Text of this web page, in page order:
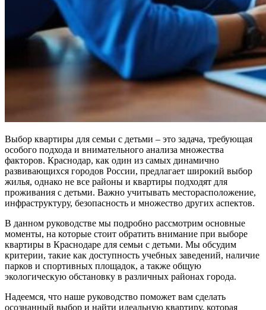
Выбор квартиры для семьи с детьми – это задача, требующая
особого подхода и внимательного анализа множества
факторов. Краснодар, как один из самых динамично
развивающихся городов России, предлагает широкий выбор
жилья, однако не все районы и квартиры подходят для
проживания с детьми. Важно учитывать месторасположение,
инфраструктуру, безопасность и множество других аспектов.
В данном руководстве мы подробно рассмотрим основные
моменты, на которые стоит обратить внимание при выборе
квартиры в Краснодаре для семьи с детьми. Мы обсудим
критерии, такие как доступность учебных заведений, наличие
парков и спортивных площадок, а также общую
экологическую обстановку в различных районах города.
Надеемся, что наше руководство поможет вам сделать
осознанный выбор и найти идеальную квартиру, которая